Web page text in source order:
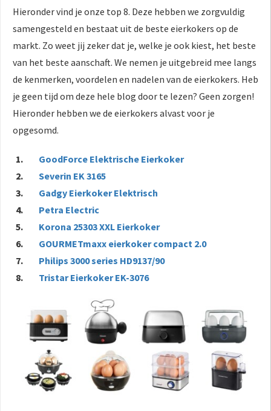
Hieronder vind je onze top 8. Deze hebben we zorgvuldig
samengesteld en bestaat uit de beste eierkokers op de
markt. Zo weet jij zeker dat je, welke je ook kiest, het beste
van het beste aanschaft. We nemen je uitgebreid mee langs
de kenmerken, voordelen en nadelen van de eierkokers. Heb
je geen tijd om deze hele blog door te lezen? Geen zorgen!
Hieronder hebben we de eierkokers alvast voor je
opgesomd.
GoodForce Elektrische Eierkoker
Severin EK 3165
Gadgy Eierkoker Elektrisch
Petra Electric
Korona 25303 XXL Eierkoker
GOURMETmaxx eierkoker compact 2.0
Philips 3000 series HD9137/90
Tristar Eierkoker EK-3076